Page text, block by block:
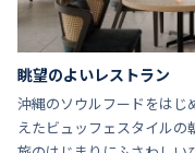
眺望のよいレストラン
沖縄のソウルフードをはじ
えたビュッフェスタイルの